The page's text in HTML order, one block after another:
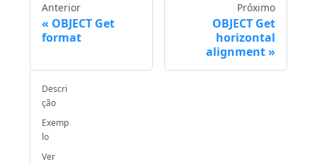
Anterior
OBJECT Get
format
Próximo
OBJECT Get
horizontal
alignment
Descri
ção
Exemp
lo
Ver